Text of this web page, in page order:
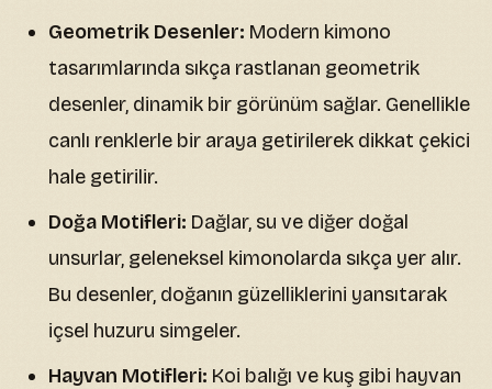
Geometrik Desenler: Modern kimono
tasarımlarında sıkça rastlanan geometrik
desenler, dinamik bir görünüm sağlar. Genellikle
canlı renklerle bir araya getirilerek dikkat çekici
hale getirilir.
Doğa Motifleri: Dağlar, su ve diğer doğal
unsurlar, geleneksel kimonolarda sıkça yer alır.
Bu desenler, doğanın güzelliklerini yansıtarak
içsel huzuru simgeler.
Hayvan Motifleri: Koi balığı ve kuş gibi hayvan